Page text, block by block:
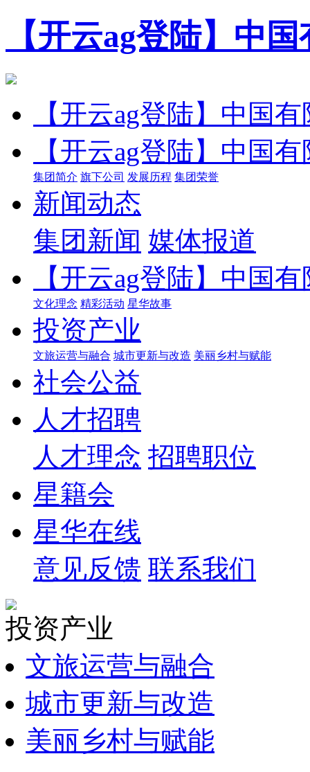
【开云ag登陆】中
【开云ag登陆】中国
【开云ag登陆】中国
集团简介 旗下公司 发展历程 集团荣誉
新闻动态
集团新闻 媒体报道
【开云ag登陆】中国
文化理念 精彩活动 星华故事
投资产业
文旅运营与融合 城市更新与改造 美丽乡村与赋能
社会公益
人才招聘
人才理念 招聘职位
星籍会
星华在线
意见反馈 联系我们
投资产业
文旅运营与融合
城市更新与改造
美丽乡村与赋能